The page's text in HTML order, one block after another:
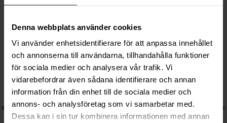
Denna webbplats använder cookies
Vi använder enhetsidentifierare för att anpassa innehållet
och annonserna till användarna, tillhandahålla funktioner
för sociala medier och analysera vår trafik. Vi
vidarebefordrar även sådana identifierare och annan
information från din enhet till de sociala medier och
annons- och analysföretag som vi samarbetar med.
Dessa kan i sin tur kombinera informationen med annan